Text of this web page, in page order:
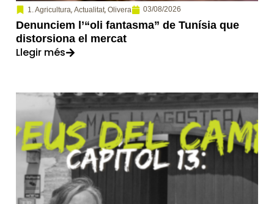
1. Agricultura, Actualitat, Olivera 03/08/2026
Denunciem l’“oli fantasma” de Tunísia que
distorsiona el mercat
Llegir més